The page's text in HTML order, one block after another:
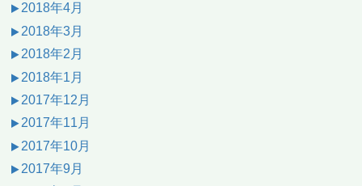
2018年4月
2018年3月
2018年2月
2018年1月
2017年12月
2017年11月
2017年10月
2017年9月